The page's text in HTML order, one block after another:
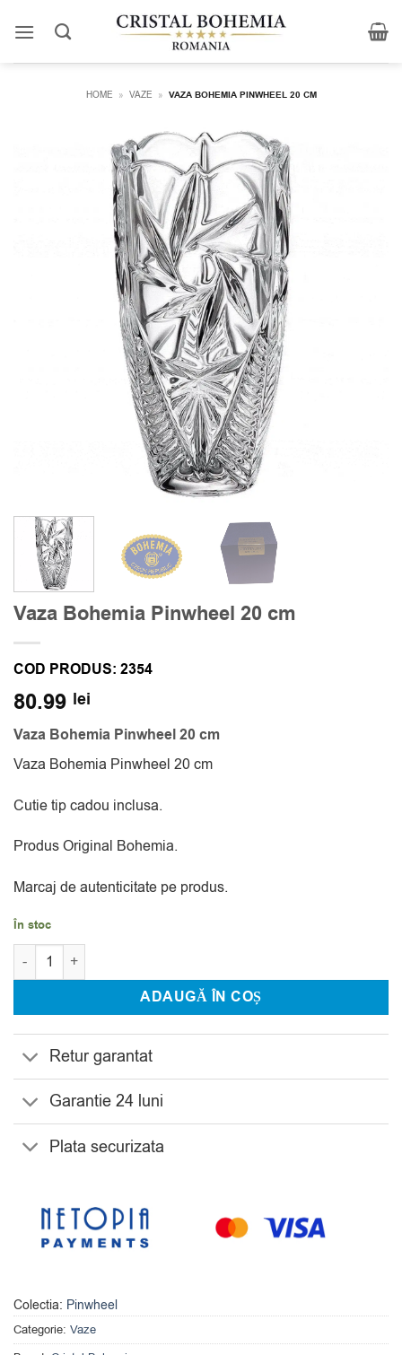
HOME » VAZE » VAZA BOHEMIA PINWHEEL 20 CM
Vaza Bohemia Pinwheel 20 cm
COD PRODUS: 2354
80.99 lei
Vaza Bohemia Pinwheel 20 cm
Vaza Bohemia Pinwheel 20 cm
Cutie tip cadou inclusa.
Produs Original Bohemia.
Marcaj de autenticitate pe produs.
În stoc
Cantitate Vaza Bohemia Pinwheel 20 cm
ADAUGĂ ÎN COȘ
Retur garantat
Garantie 24 luni
Plata securizata
Colectia: Pinwheel
Categorie: Vaze